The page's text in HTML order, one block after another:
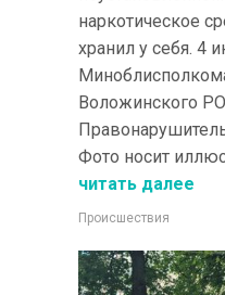
наркотическое
хранил у себя. 4
Воложинского
Фото носит
читать далее
Происшествия